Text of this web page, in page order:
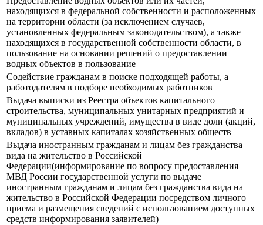
находящихся в федеральной собственности и расположенных
на территории области (за исключением случаев,
установленных федеральным законодательством), а также
находящихся в государственной собственности области, в
пользование на основании решений о предоставлении
водных объектов в пользование
Содействие гражданам в поиске подходящей работы, а
работодателям в подборе необходимых работников
Выдача выписки из Реестра объектов капитального
строительства, муниципальных унитарных предприятий и
муниципальных учреждений, имущества в виде доли (акций,
вкладов) в уставных капиталах хозяйственных обществ
Выдача иностранным гражданам и лицам без гражданства
вида на жительство в Российской
Федерации(информирование по вопросу предоставления
МВД России государственной услуги по выдаче
иностранным гражданам и лицам без гражданства вида на
жительство в Российской Федерации посредством личного
приема и размещения сведений с использованием доступных
средств информирования заявителей)